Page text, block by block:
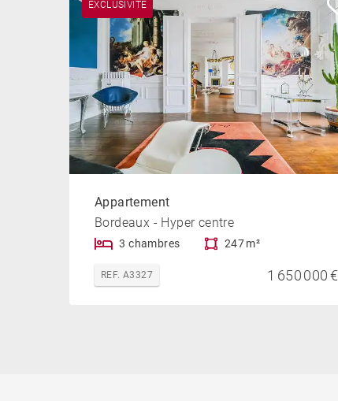
EXCLUSIVITÉ
Appartement
Bordeaux - Hyper centre
3 chambres 247 m²
REF. A3327 1 650 000 €